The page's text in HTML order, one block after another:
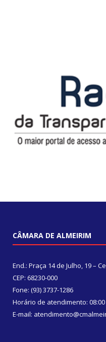
CÂMARA DE ALMEIRIM
End.: Praça 14 de Julho, 19 –
CEP: 68230-000
Fone: (93) 3737-1286
Horário de atendimento: 08:00
E-mail: